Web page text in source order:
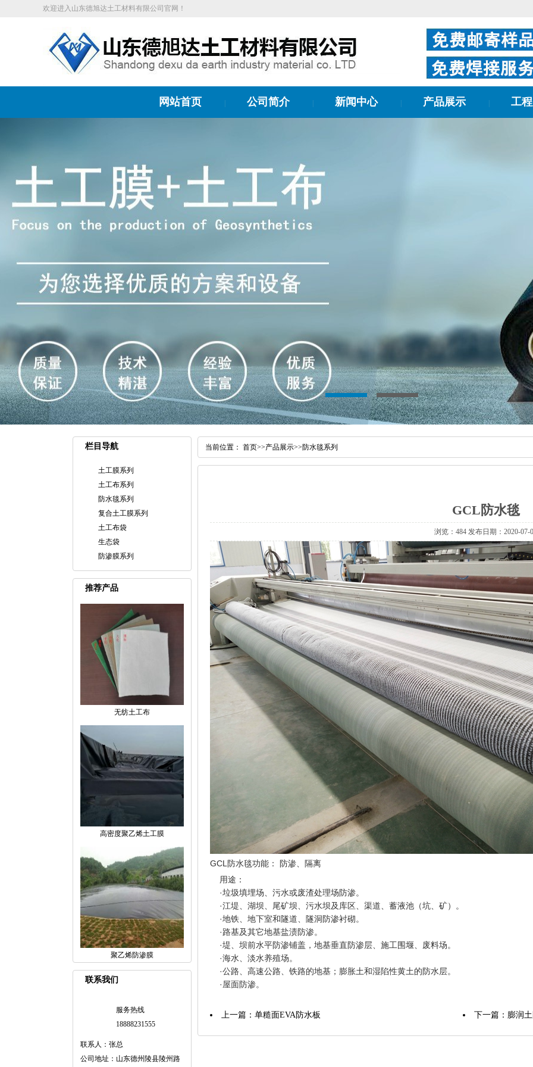
欢迎进入山东德旭达土工材料有限公司官网！
网站首页 公司简介 新闻中心 产品展示 工
栏目导航
土工膜系列
土工布系列
防水毯系列
复合土工膜系列
土工布袋
生态袋
防渗膜系列
推荐产品
无纺土工布
高密度聚乙烯土工膜
聚乙烯防渗膜
联系我们
服务热线
18888231555
联系人：张总
公司地址：山东德州陵县陵州路
当前位置： 首页>>产品展示>>防水毯系列
GCL防水毯
浏览：484 发布日期：2020-07-
GCL防水毯功能： 防渗、
隔离
用途：
·垃圾填埋场、污水或废渣处理场防渗。
·江堤、湖坝、尾矿坝、污水坝及库区、渠道、蓄液池（坑、矿）。
·地铁、地下室和隧道、隧洞防渗衬砌。
·路基及其它地基盐渍防渗。
·堤、坝前水平防渗铺盖，地基垂直防渗层、施工围堰、废料场。
·海水、淡水养殖场。
·公路、高速公路、铁路的地基；膨胀土和湿陷性黄土的防水层。
·屋面防渗。
上一篇： 单糙面EVA防水板 下一篇： 膨润